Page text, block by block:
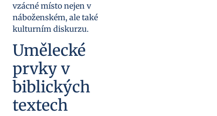
vzácné místo nejen v
náboženském, ale také
kulturním diskurzu.
Umělecké
prvky v
biblických
textech